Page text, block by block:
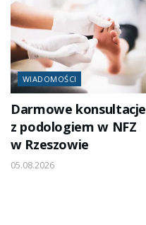
WIADOMOŚCI
Darmowe konsultacje
z podologiem w NFZ
w Rzeszowie
05.08.2026